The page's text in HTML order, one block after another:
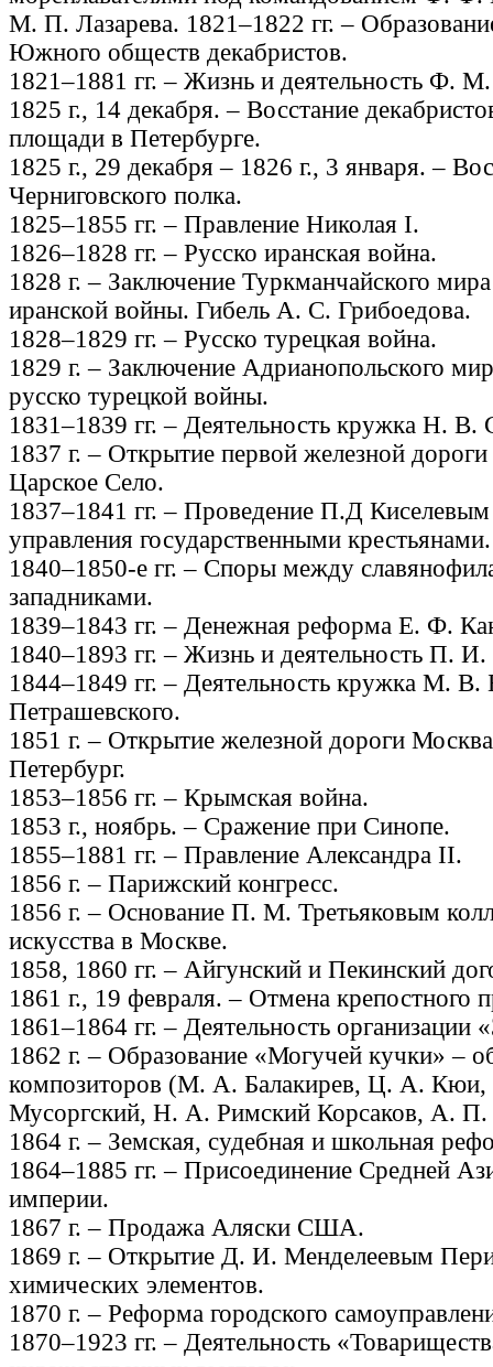
М. П. Лазарева. 1821–1822 гг. –
Южного обществ декабристов.
1821–1881 гг. – Жизнь и деятельность Ф.
1825 г., 14 декабря. – Восстание
площади в Петербурге.
1825 г., 29 декабря – 1826 г., 3 января. –
Черниговского полка.
1825–1855 гг. – Правление Николая I.
1826–1828 гг. – Русско иранская война.
1828 г. – Заключение Туркманчайского
иранской войны. Гибель А. С. Грибоедова.
1828–1829 гг. – Русско турецкая война.
1829 г. – Заключение Адрианопольского
русско турецкой войны.
1831–1839 гг. – Деятельность кружка Н. В.
1837 г. – Открытие первой железной
Царское Село.
1837–1841 гг. – Проведение П.Д
управления государственными крестьянами.
1840–1850-е гг. – Споры между
западниками.
1839–1843 гг. – Денежная реформа Е. Ф.
1840–1893 гг. – Жизнь и деятельность П. И.
1844–1849 гг. – Деятельность кружка М. В.
Петрашевского.
1851 г. – Открытие железной дороги
Петербург.
1853–1856 гг. – Крымская война.
1853 г., ноябрь. – Сражение при Синопе.
1855–1881 гг. – Правление Александра II.
1856 г. – Парижский конгресс.
1856 г. – Основание П. М. Третьяковым
искусства в Москве.
1858, 1860 гг. – Айгунский и Пекинский
1861 г., 19 февраля. – Отмена крепостного
1861–1864 гг. – Деятельность организации
1862 г. – Образование «Могучей кучки» –
композиторов (М. А. Балакирев, Ц. А.
Мусоргский, Н. А. Римский Корсаков, А. П.
1864 г. – Земская, судебная и школьная
1864–1885 гг. – Присоединение Средней
империи.
1867 г. – Продажа Аляски США.
1869 г. – Открытие Д. И. Менделеевым
химических элементов.
1870 г. – Реформа городского
1870–1923 гг. – Деятельность